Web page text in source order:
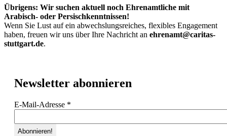
Übrigens: Wir suchen aktuell noch Ehrenamtliche mit
Arabisch- oder Persischkenntnissen!
Wenn Sie Lust auf ein abwechslungsreiches, flexibles Engagement
haben, freuen wir uns über Ihre Nachricht an ehrenamt@caritas-
stuttgart.de.
Newsletter abonnieren
E-Mail-Adresse *